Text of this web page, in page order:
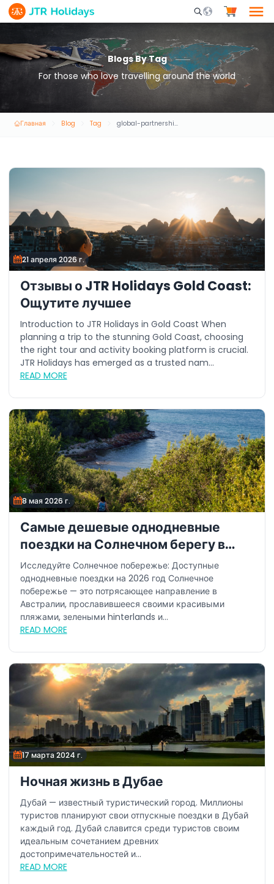
Mobile Search
Blogs By Tag
For those who love travelling around the world
Главная Blog Tag global-partnerships
21 апреля 2026 г.
Отзывы о JTR Holidays Gold Coast:
Ощутите лучшее
Introduction to JTR Holidays in Gold Coast When
planning a trip to the stunning Gold Coast, choosing
the right tour and activity booking platform is crucial.
JTR Holidays has emerged as a trusted nam...
READ MORE
8 мая 2026 г.
Самые дешевые однодневные
поездки на Солнечном берегу в
2026 году
Исследуйте Солнечное побережье: Доступные
однодневные поездки на 2026 год Солнечное
побережье — это потрясающее направление в
Австралии, прославившееся своими красивыми
пляжами, зелеными hinterlands и...
READ MORE
17 марта 2024 г.
Ночная жизнь в Дубае
Дубай — известный туристический город. Миллионы
туристов планируют свои отпускные поездки в Дубай
каждый год. Дубай славится среди туристов своим
идеальным сочетанием древних
достопримечательностей и...
READ MORE